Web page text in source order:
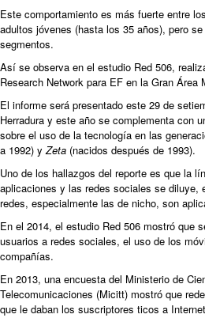
Este comportamiento es más fuerte entre
adultos jóvenes (hasta los 35 años), pero
segmentos.
Así se observa en el estudio Red 506,
Research Network para EF en la Gran Área
El informe será presentado este 29 de
Herradura y este año se complementa con
sobre el uso de la tecnología en las
a 1992) yZeta (nacidos después de 1993).
Uno de los hallazgos del reporte es que la
aplicaciones y las redes sociales se diluye,
redes, especialmente las de nicho, son
En el 2014, el estudio Red 506 mostró que
usuarios a redes sociales, el uso de los
compañías.
En 2013, una encuesta del Ministerio de
Telecomunicaciones (Micitt) mostró que
que le daban los suscriptores ticos a